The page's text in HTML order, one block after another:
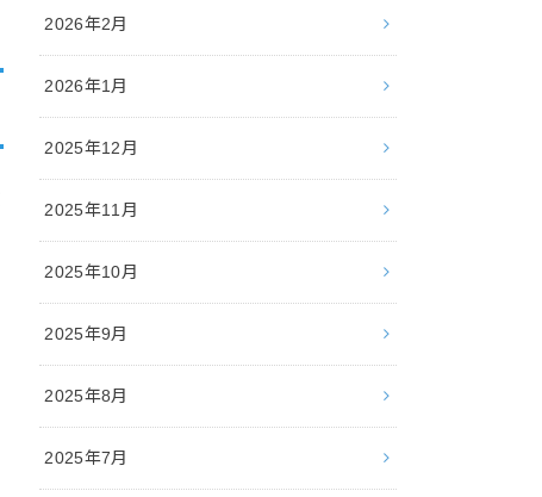
2026年2月
2026年1月
2025年12月
2025年11月
2025年10月
2025年9月
2025年8月
2025年7月